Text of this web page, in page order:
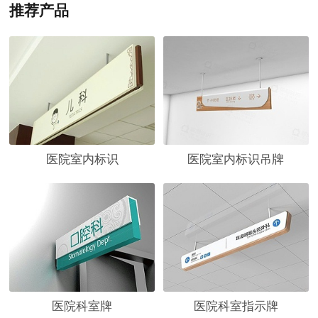
推荐产品
医院室内标识 医院室内标识吊牌
医院科室牌 医院科室指示牌